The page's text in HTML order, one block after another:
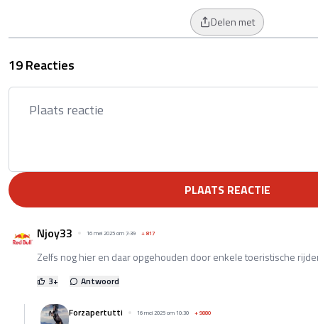
Delen met
19 Reacties
PLAATS REACTIE
Njoy33 16 mei 2025 om 7:39 +817
Zelfs nog hier en daar opgehouden door enkele toeristische
3+ Antwoord
Forzapertutti 16 mei 2025 om 10:30 +9880